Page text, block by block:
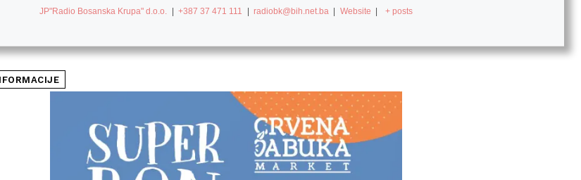
JP"Radio Bosanska Krupa" d.o.o. | +387 37 471 111 | radiobk@bih.net.ba | Website | + posts